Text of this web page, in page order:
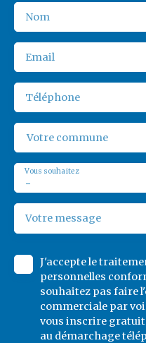
Nom
Email
Téléphone
Votre commune
-
Vous souhaitez
Votre message
J'accepte le
personnelles
souhaitez pas faire
commerciale par
vous inscrire
au démarchage